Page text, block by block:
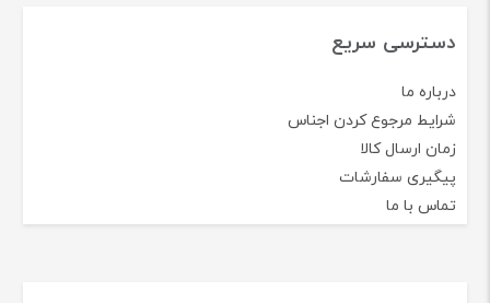
دسترسی سریع
درباره ما
شرایط مرجوع کردن اجناس
زمان ارسال کالا
پیگیری سفارشات
تماس با ما